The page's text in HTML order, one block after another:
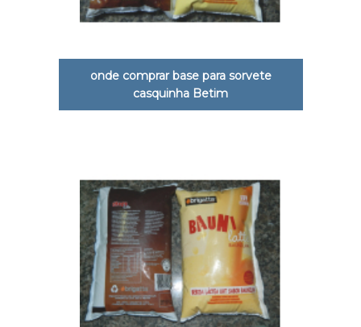
onde comprar base para sorvete
casquinha Betim